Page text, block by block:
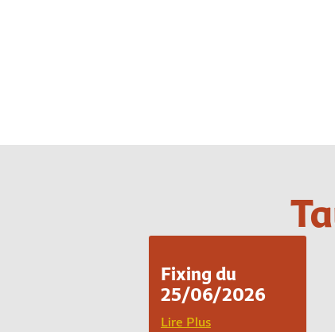
Fixing du
25/06/2026
Lire Plus